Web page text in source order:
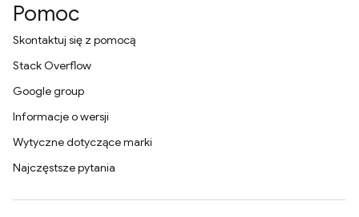
Pomoc
Skontaktuj się z pomocą
Stack Overflow
Google group
Informacje o wersji
Wytyczne dotyczące marki
Najczęstsze pytania